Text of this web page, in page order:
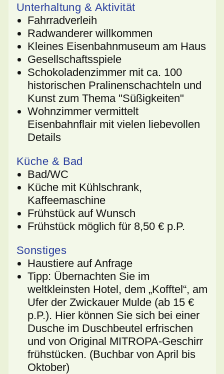
Unterhaltung & Aktivität
Fahrradverleih
Radwanderer willkommen
Kleines Eisenbahnmuseum am Haus
Gesellschaftsspiele
Schokoladenzimmer mit ca. 100
historischen Pralinenschachteln und
Kunst zum Thema "Süßigkeiten"
Wohnzimmer vermittelt
Eisenbahnflair mit vielen liebevollen
Details
Küche & Bad
Bad/WC
Küche mit Kühlschrank,
Kaffeemaschine
Frühstück auf Wunsch
Frühstück möglich für 8,50 € p.P.
Sonstiges
Haustiere auf Anfrage
Tipp: Übernachten Sie im
weltkleinsten Hotel, dem „Kofftel“, am
Ufer der Zwickauer Mulde (ab 15 €
p.P.). Hier können Sie sich bei einer
Dusche im Duschbeutel erfrischen
und von Original MITROPA-Geschirr
frühstücken. (Buchbar von April bis
Oktober)